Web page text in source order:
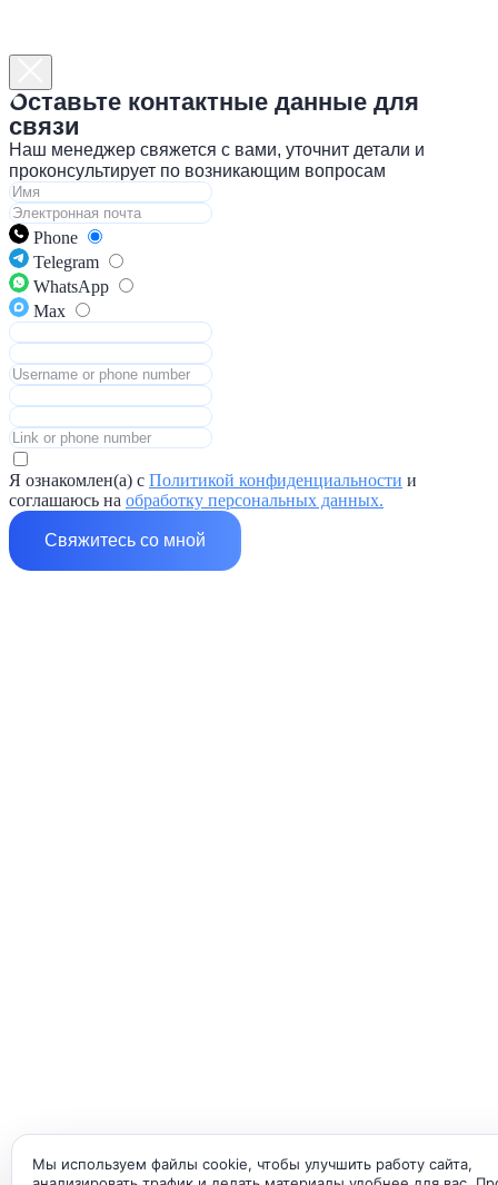
Мы используем файлы cookie, чтобы улучшить работу сайта,
Оставьте контактные данные для
связи
Наш менеджер свяжется с вами, уточнит детали и
проконсультирует по возникающим вопросам
Phone
Telegram
WhatsApp
Max
Я ознакомлен(а) с Политикой конфиденциальности и
соглашаюсь на обработку персональных данных.
Свяжитесь со мной